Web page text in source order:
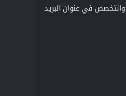
في عنوان البريد